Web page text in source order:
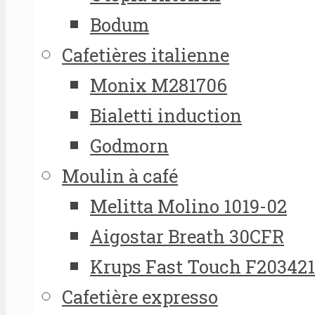
Bodum
Cafetières italienne
Monix M281706
Bialetti induction
Godmorn
Moulin à café
Melitta Molino 1019-02
Aigostar Breath 30CFR
Krups Fast Touch
Cafetière expresso